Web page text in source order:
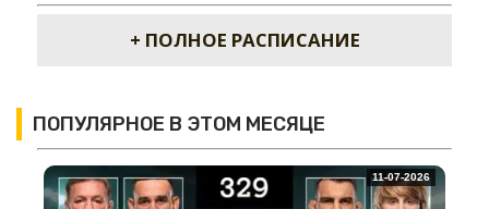
+ ПОЛНОЕ РАСПИСАНИЕ
ПОПУЛЯРНОЕ В ЭТОМ МЕСЯЦЕ
11-07-2026